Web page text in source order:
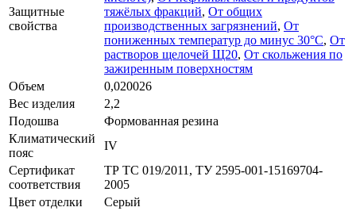
Защитные
свойства
тяжёлых фракций, От общих
производственных загрязнений, От
пониженных температур до минус 30°С, От
растворов щелочей Щ20, От скольжения по
зажиренным поверхностям
Объем
0,020026
Вес изделия
2,2
Подошва
Формованная резина
Климатический
пояс
IV
Сертификат
соответствия
ТР ТС 019/2011, ТУ 2595-001-15169704-
2005
Цвет отделки
Серый